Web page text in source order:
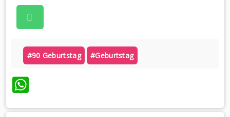
#90 Geburtstag #geburtstag
WhatsApp